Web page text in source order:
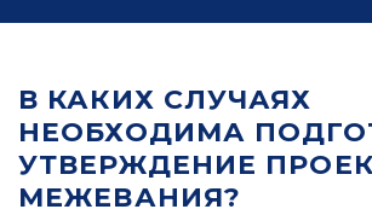
В КАКИХ СЛУЧАЯХ
НЕОБХОДИМА
УТВЕРЖДЕНИЕ
МЕЖЕВАНИЯ?